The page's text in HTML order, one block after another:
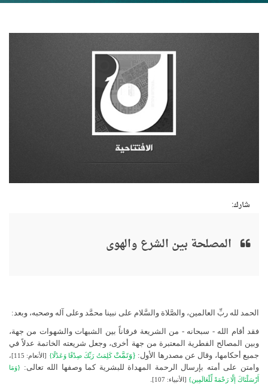
شارك:
المصلحة بين الشرع والهوى
الحمد لله ربِّ العالمين، والصَّلاة والسَّلام على نبينا محمَّد وعلى آله وصحبه، وبعد:
فقد أقام الله - سبحانه - من الشريعة فرقاناً بين الشبهات والشهوات من جهة،
وبين المصالح الفطرية المعتبرة من جهة أخرى، وجعل شريعته الخاتمة عدلاً في
جميع أحكامها، وقال عن مصدرها الأول: {وَتَمَّتْكَلِمَتُ رَبِّكَ صِدْقًا وَعَدْلًا} [الأنعام: 115]،
وامتن على أمته بإرسال الرحمة المهداة للبشرية كما وصفها الله تعالى: {وَمَا
أَرْسَلْنَاكَ إلَّا رَحْمَةً لِّلْعَالَمِين} [الأنبياء: 107]